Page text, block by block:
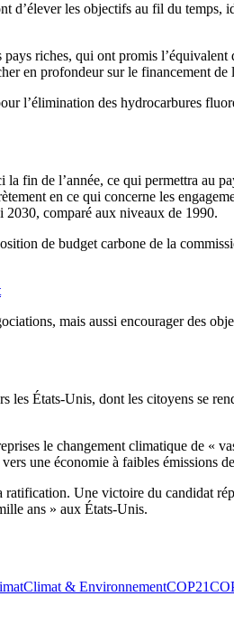
d’élever les objectifs au fil du
riches, qui ont promis
en profondeur sur le financement de
l’élimination des hydrocarbures
fin de l’année, ce qui permettra au
en ce qui concerne les
2030, comparé aux niveaux de 1990.
de budget carbone de la
mais aussi encourager des
les États-Unis, dont les citoyens se
le changement climatique de «
une économie à faibles émissions
Une victoire du candidat
ans » aux États-Unis.
Climat & EnvironnementCOP21